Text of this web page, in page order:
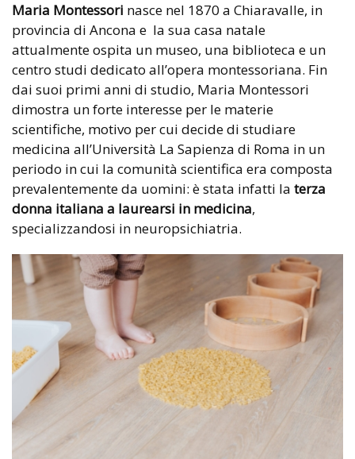
Maria Montessori nasce nel 1870 a Chiaravalle, in
provincia di Ancona e la sua casa natale
attualmente ospita un museo, una biblioteca e un
centro studi dedicato all’opera montessoriana. Fin
dai suoi primi anni di studio, Maria Montessori
dimostra un forte interesse per le materie
scientifiche, motivo per cui decide di studiare
medicina all’Università La Sapienza di Roma in un
periodo in cui la comunità scientifica era composta
prevalentemente da uomini: è stata infatti la terza
donna italiana a laurearsi in medicina,
specializzandosi in neuropsichiatria.